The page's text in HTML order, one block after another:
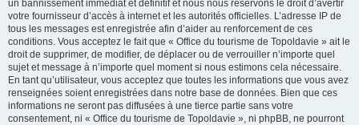
un bannissement immédiat et définitif et nous nous réservons le droit d’avertir
votre fournisseur d’accès à internet et les autorités officielles. L’adresse IP de
tous les messages est enregistrée afin d’aider au renforcement de ces
conditions. Vous acceptez le fait que « Office du tourisme de Topoldavie » ait le
droit de supprimer, de modifier, de déplacer ou de verrouiller n’importe quel
sujet et message à n’importe quel moment si nous estimons cela nécessaire.
En tant qu’utilisateur, vous acceptez que toutes les informations que vous avez
renseignées soient enregistrées dans notre base de données. Bien que ces
informations ne seront pas diffusées à une tierce partie sans votre
consentement, ni « Office du tourisme de Topoldavie », ni phpBB, ne pourront